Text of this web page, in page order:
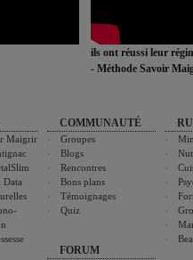
ils ont réussi leur
- Méthode Savoir
Maigrir
Data
COMMUNAUTÉ
Groupes
Blogs
Rencontres
Bons plans
Témoignages
Quiz
FORUM